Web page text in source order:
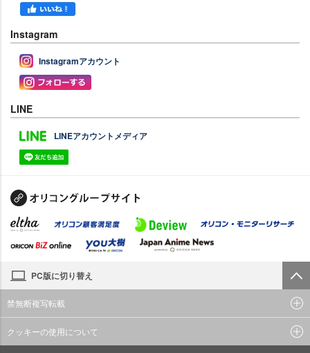
Instagram
Instagramアカウント
LINE
LINEアカウントメディア
PC版に切り替え
禁無断複写転載
クッキーの使用について